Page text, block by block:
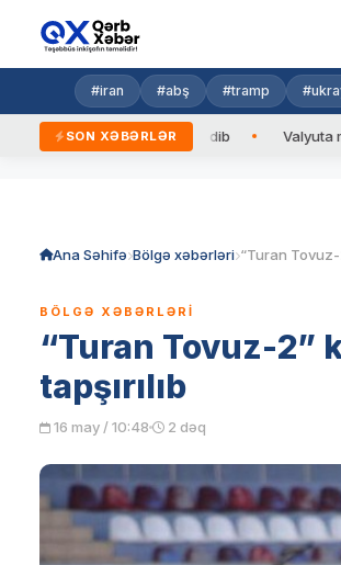
#iran #abş #tramp
SON XƏBƏRLƏR
zəng edib Valyuta məzənnəsi
Ana Səhifə Bölgə xəbərləri
BÖLGƏ XƏBƏRLƏRI
“Turan Tovuz-2”
tapşırılıb
16 may / 10:48 2 dəq